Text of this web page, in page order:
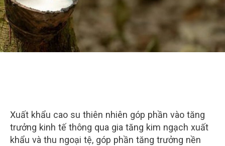
Xuất khẩu cao su thiên nhiên góp phần vào tăng
trưởng kinh tế thông qua gia tăng kim ngạch xuất
khẩu và thu ngoại tệ, góp phần tăng trưởng nền